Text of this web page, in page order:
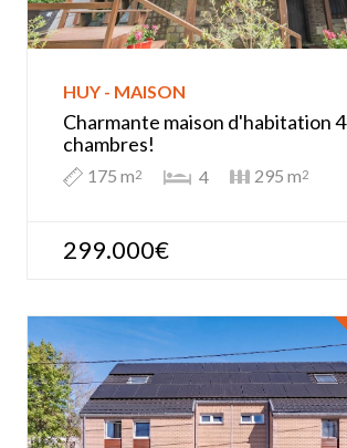
HUY - MAISON
Charmante maison d'habitation 4
chambres!
175 m2 4 295 m2
299.000€